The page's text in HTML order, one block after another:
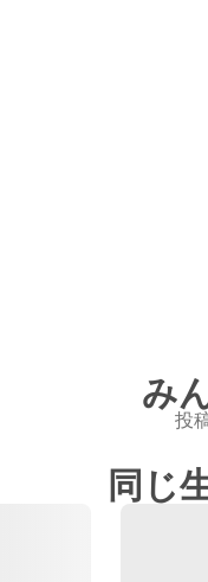
み
投
同じ